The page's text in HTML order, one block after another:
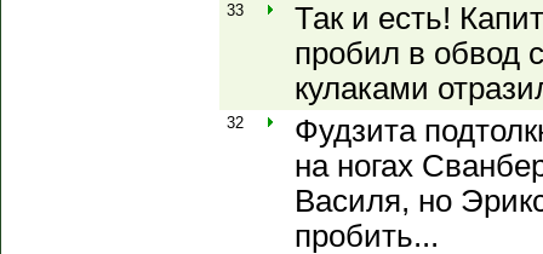
33
Так и есть!
пробил в обвод
кулаками
32
Фудзита
на ногах
Василя, но
пробить...